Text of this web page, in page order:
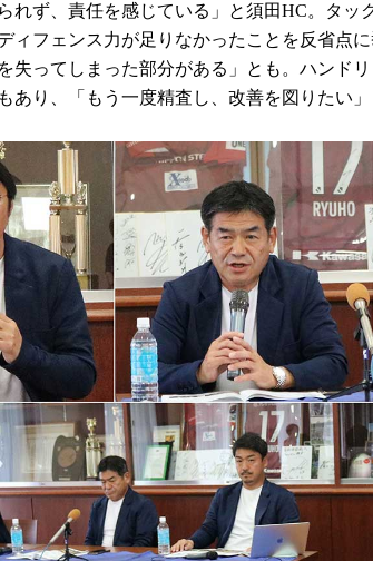
れず、責任を感じている」と須田HC。タッ
ィフェンス力が足りなかったことを反省点
失ってしまった部分がある」とも。ハンド
あり、「もう一度精査し、改善を図りたい」